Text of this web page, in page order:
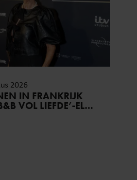
2026
IN FRANKRIJK
VOL LIEFDE’-ELS